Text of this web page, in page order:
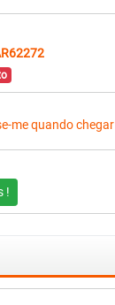
me quando chegar
!